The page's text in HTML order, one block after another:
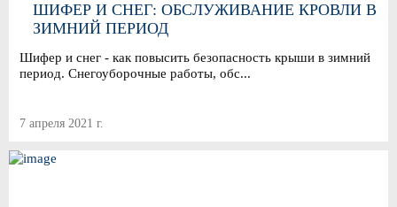
ШИФЕР И СНЕГ: ОБСЛУЖИВАНИЕ КРОВЛИ В
ЗИМНИЙ ПЕРИОД
Шифер и снег - как повысить безопасность крыши в зимний
период. Снегоуборочные работы, обс...
7 апреля 2021 г.